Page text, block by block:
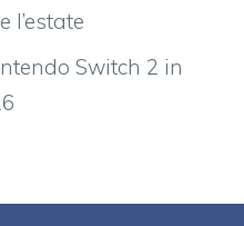
l’estate
Switch 2 in